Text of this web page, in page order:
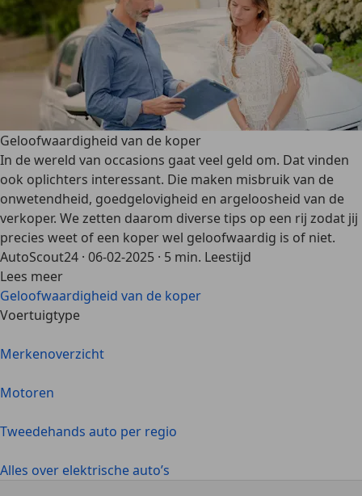
Geloofwaardigheid van de koper
In de wereld van occasions gaat veel geld om. Dat vinden
ook oplichters interessant. Die maken misbruik van de
onwetendheid, goedgelovigheid en argeloosheid van de
verkoper. We zetten daarom diverse tips op een rij zodat jij
precies weet of een koper wel geloofwaardig is of niet.
AutoScout24 · 06-02-2025 · 5 min. Leestijd
Lees meer
Geloofwaardigheid van de koper
Voertuigtype
Merkenoverzicht
Motoren
Tweedehands auto per regio
Alles over elektrische auto’s